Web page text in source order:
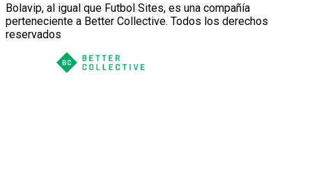
Bolavip, al igual que Futbol Sites, es una compañía
perteneciente a Better Collective. Todos los derechos
reservados